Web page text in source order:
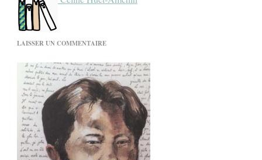
LAISSER UN COMMENTAIRESUR
D’ENCRE
CARNETS
DE
CHINE
2005-
2013
SIMON
EDITIONS
AKINOMÉ